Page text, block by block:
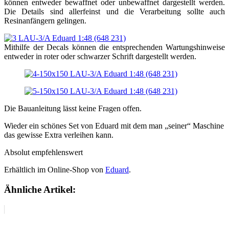
können entweder bewaffnet oder unbewaffnet dargestellt werden.
Die Details sind allerfeinst und die Verarbeitung sollte auch
Resinanfängern gelingen.
Mithilfe der Decals können die entsprechenden Wartungshinweise
entweder in roter oder schwarzer Schrift dargestellt werden.
Die Bauanleitung lässt keine Fragen offen.
Wieder ein schönes Set von Eduard mit dem man „seiner“ Maschine
das gewisse Extra verleihen kann.
Absolut empfehlenswert
Erhältlich im Online-Shop von Eduard.
Ähnliche Artikel: